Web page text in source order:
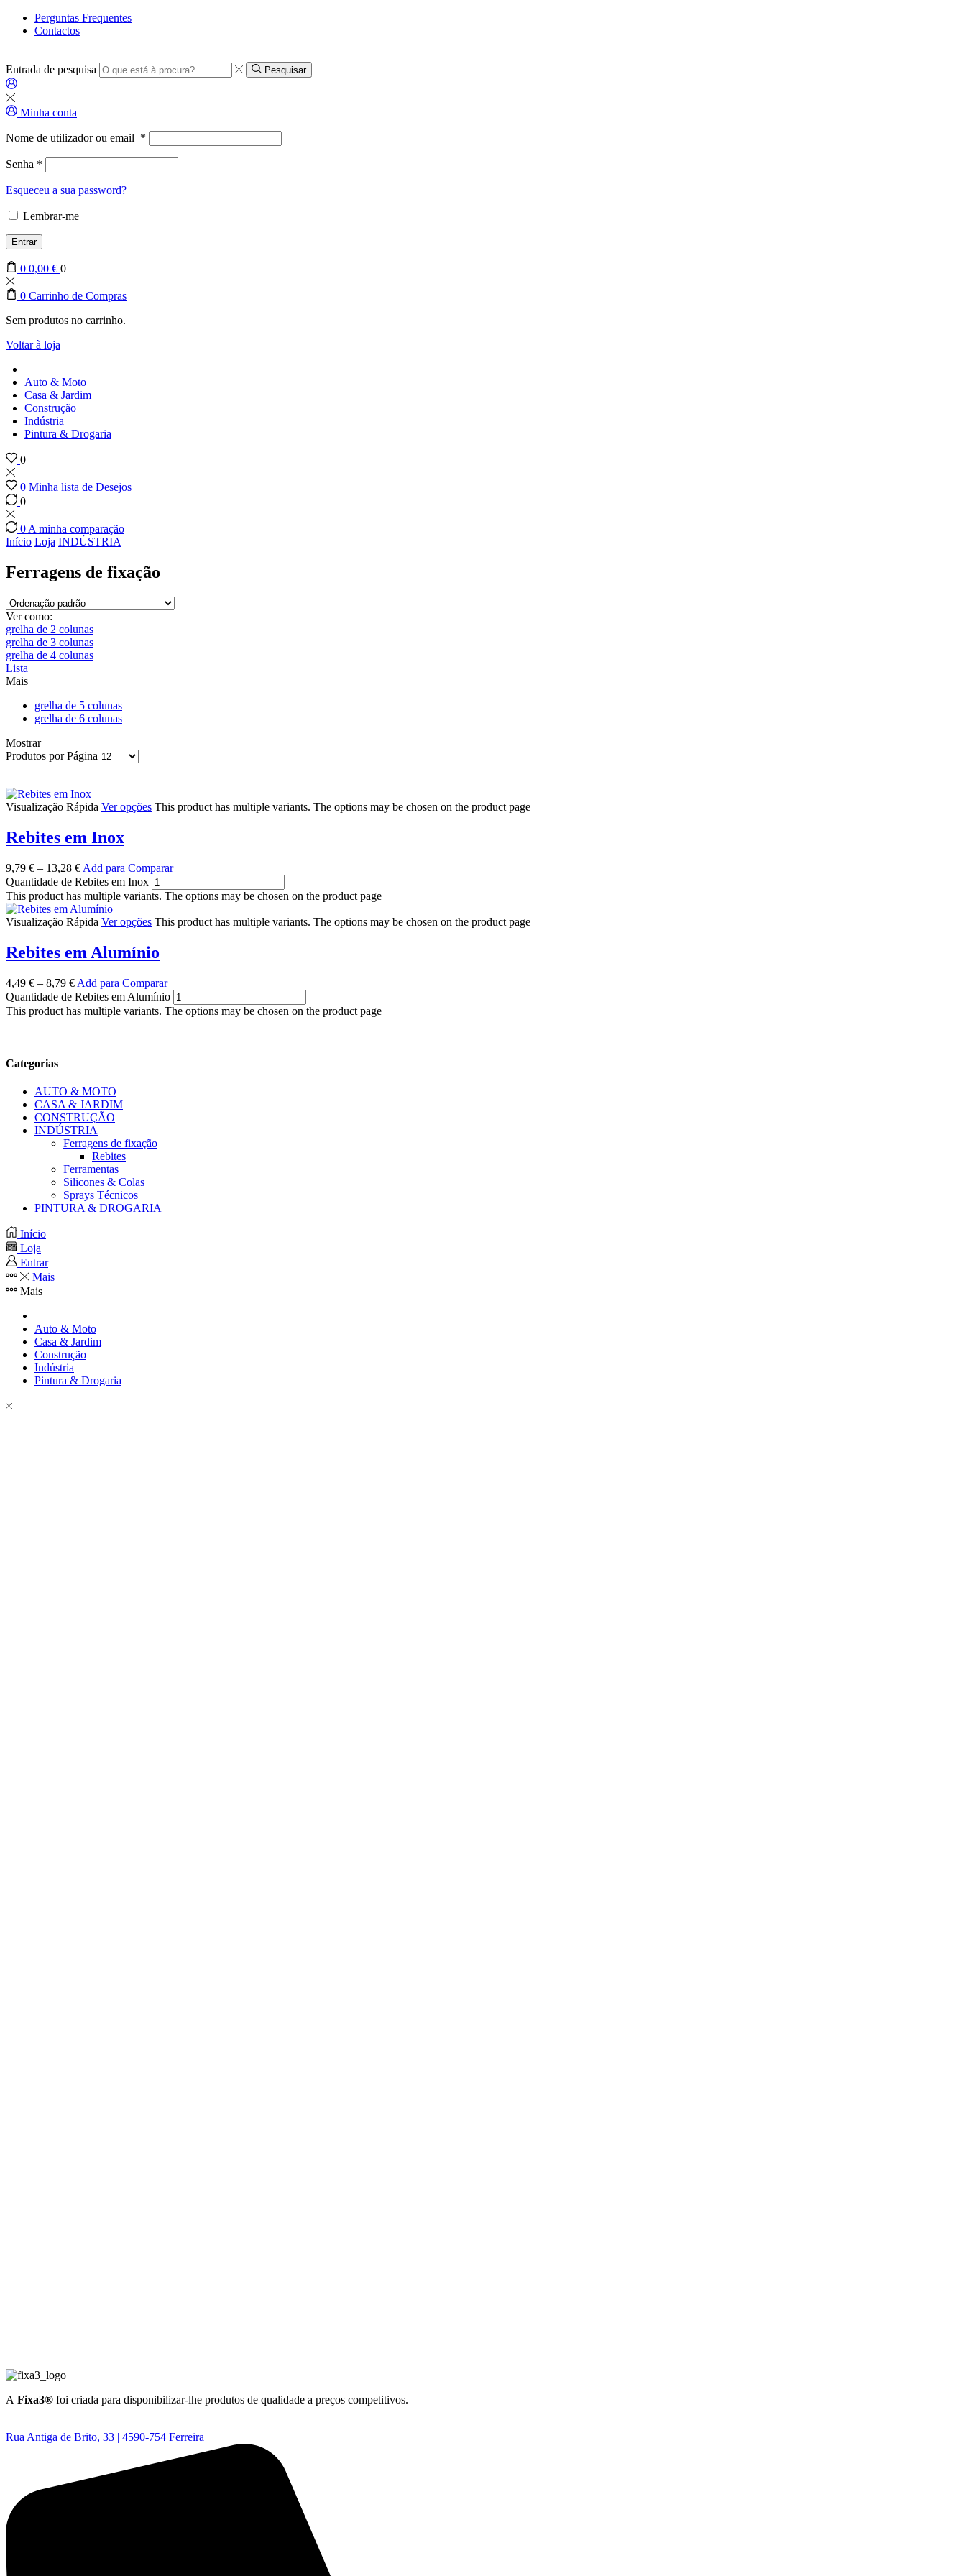
Perguntas Frequentes
Contactos
Entrada de pesquisa Pesquisar
Minha conta
Nome de utilizador ou email *
Senha *
Esqueceu a sua password?
Lembrar-me
Entrar
0 0,00 € 0
0 Carrinho de Compras
Sem produtos no carrinho.
Voltar à loja
Auto & Moto
Casa & Jardim
Construção
Indústria
Pintura & Drogaria
0
0 Minha lista de Desejos
0
0 A minha comparação
Início Loja INDÚSTRIA
Ferragens de fixação
Ver como:
grelha de 2 colunas
grelha de 3 colunas
grelha de 4 colunas
Lista
Mais
grelha de 5 colunas
grelha de 6 colunas
Mostrar
Produtos por Página
Visualização Rápida Ver opções This product has multiple variants. The options may be chosen on the product page
Rebites em Inox
9,79 € – 13,28 € Add para Comparar
Quantidade de Rebites em Inox
This product has multiple variants. The options may be chosen on the product page
Visualização Rápida Ver opções This product has multiple variants. The options may be chosen on the product page
Rebites em Alumínio
4,49 € – 8,79 € Add para Comparar
Quantidade de Rebites em Alumínio
This product has multiple variants. The options may be chosen on the product page
Categorias
AUTO & MOTO
CASA & JARDIM
CONSTRUÇÃO
INDÚSTRIA
Ferragens de fixação
Rebites
Ferramentas
Silicones & Colas
Sprays Técnicos
PINTURA & DROGARIA
Início
Loja
Entrar
Mais
Mais
Auto & Moto
Casa & Jardim
Construção
Indústria
Pintura & Drogaria
A Fixa3® foi criada para disponibilizar-lhe produtos de qualidade a preços competitivos.
Rua Antiga de Brito, 33 | 4590-754 Ferreira